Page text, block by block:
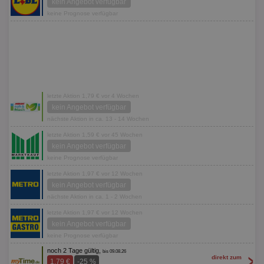
kein Angebot verfügbar
keine Prognose verfügbar
letzte Aktion 1,79 € vor 4 Wochen
kein Angebot verfügbar
nächste Aktion in ca. 13 - 14 Wochen
letzte Aktion 1,59 € vor 45 Wochen
kein Angebot verfügbar
keine Prognose verfügbar
letzte Aktion 1,97 € vor 12 Wochen
kein Angebot verfügbar
nächste Aktion in ca. 1 - 2 Wochen
letzte Aktion 1,97 € vor 12 Wochen
kein Angebot verfügbar
keine Prognose verfügbar
noch 2 Tage gültig, bis 09.08.26
1,79 € -25 %
direkt zum